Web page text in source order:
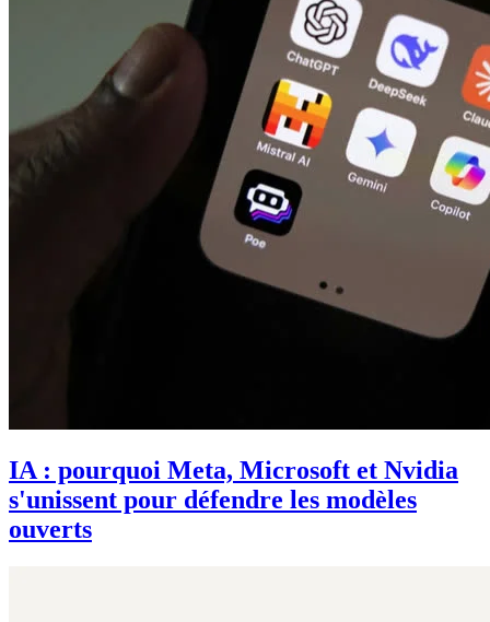
IA : pourquoi Meta, Microsoft et Nvidia
s'unissent pour défendre les modèles
ouverts